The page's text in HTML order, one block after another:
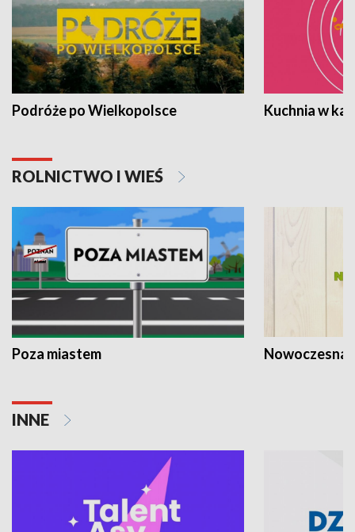
Podróże po Wielkopolsce Kuchnia w
ROLNICTWO I WIEŚ
Poza miastem Nowoczesna
INNE